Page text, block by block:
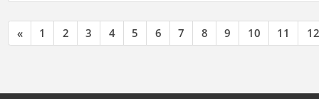
« 1 2 3 4 5 6 7 8 9 10 11 12